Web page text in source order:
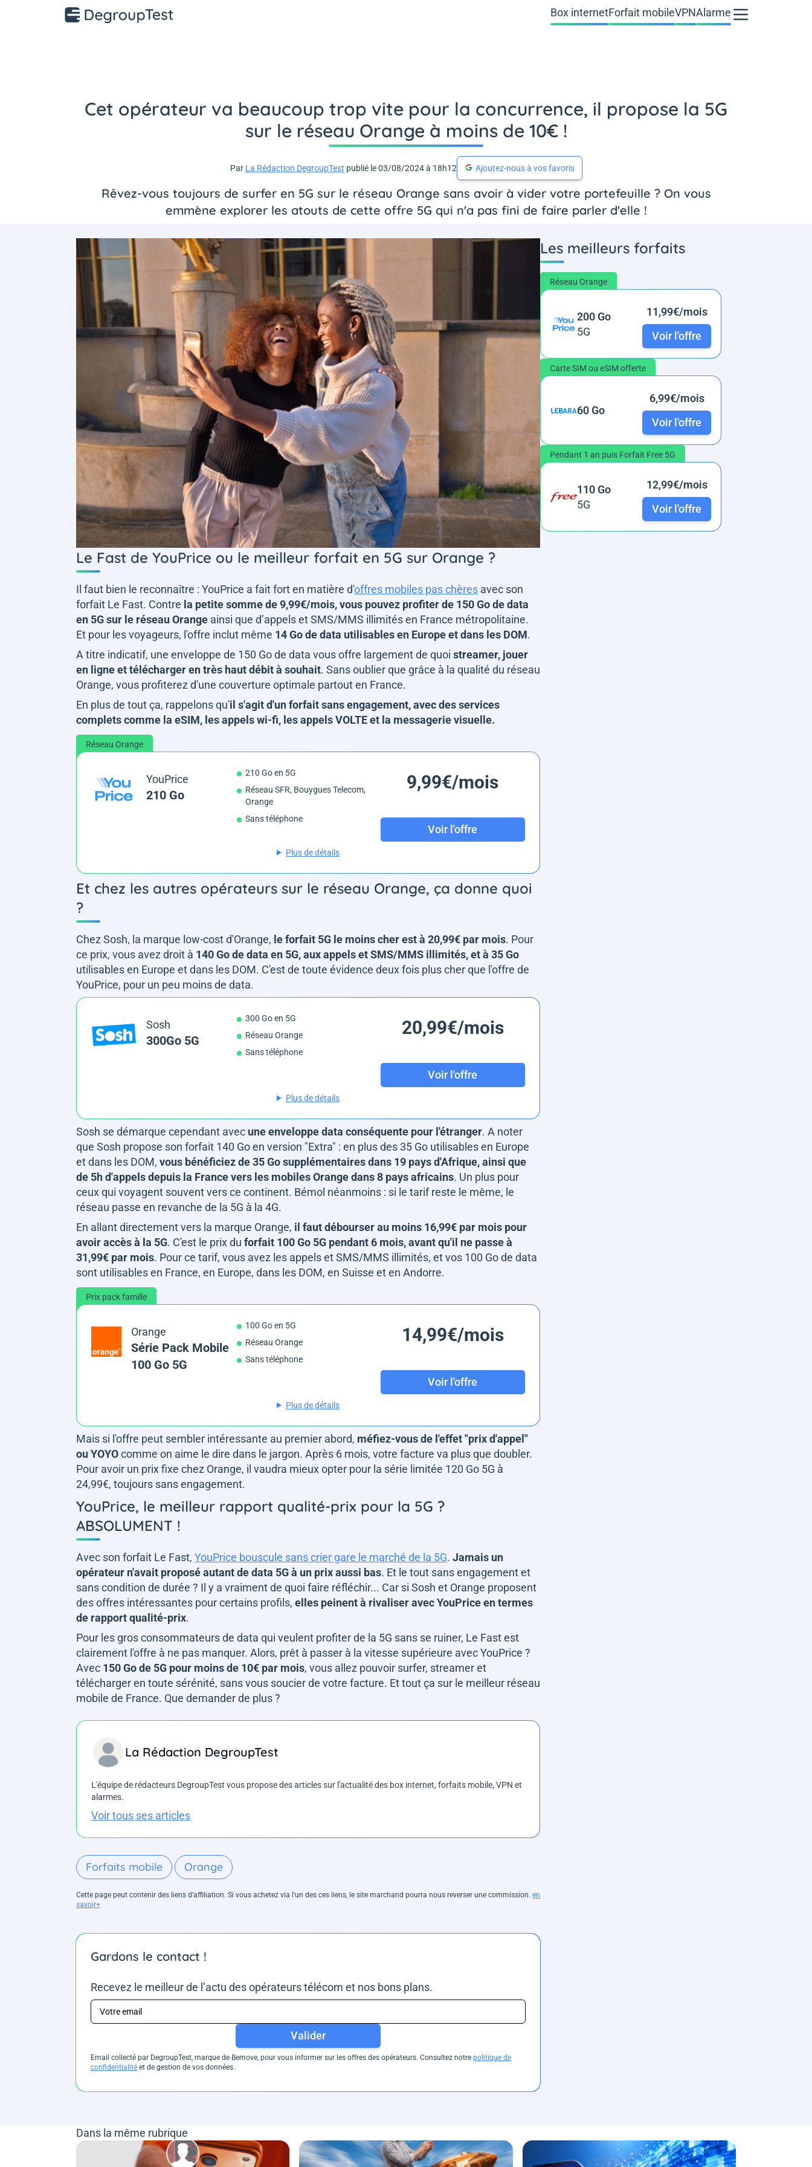
Box internetForfait mobileVPNAlarme
Cet opérateur va beaucoup trop vite pour la concurrence, il propose la 5G
sur le réseau Orange à moins de 10€ !
Par La Rédaction DegroupTest publié le 03/08/2024 à 18h12 Ajoutez-nous à vos favoris
Rêvez-vous toujours de surfer en 5G sur le réseau Orange sans avoir à vider votre portefeuille ? On vous
emmène explorer les atouts de cette offre 5G qui n'a pas fini de faire parler d'elle !
Le Fast de YouPrice ou le meilleur forfait en 5G sur Orange ?
Il faut bien le reconnaître : YouPrice a fait fort en matière d'offres mobiles pas chères avec son
forfait Le Fast. Contre la petite somme de 9,99€/mois, vous pouvez profiter de 150 Go de data
en 5G sur le réseau Orange ainsi que d’appels et SMS/MMS illimités en France métropolitaine.
Et pour les voyageurs, l'offre inclut même 14 Go de data utilisables en Europe et dans les DOM.
A titre indicatif, une enveloppe de 150 Go de data vous offre largement de quoi streamer, jouer
en ligne et télécharger en très haut débit à souhait. Sans oublier que grâce à la qualité du réseau
Orange, vous profiterez d'une couverture optimale partout en France.
En plus de tout ça, rappelons qu'il s'agit d'un forfait sans engagement, avec des services
complets comme la eSIM, les appels wi-fi, les appels VOLTE et la messagerie visuelle.
Réseau Orange
YouPrice
210 Go
210 Go en 5G
Réseau SFR, Bouygues Telecom,
Orange
Sans téléphone
9,99€/mois
Voir l'offre
Plus de détails
Et chez les autres opérateurs sur le réseau Orange, ça donne quoi
?
Chez Sosh, la marque low-cost d'Orange, le forfait 5G le moins cher est à 20,99€ par mois. Pour
ce prix, vous avez droit à 140 Go de data en 5G, aux appels et SMS/MMS illimités, et à 35 Go
utilisables en Europe et dans les DOM. C'est de toute évidence deux fois plus cher que l'offre de
YouPrice, pour un peu moins de data.
Sosh
300Go 5G
300 Go en 5G
Réseau Orange
Sans téléphone
20,99€/mois
Voir l'offre
Plus de détails
Sosh se démarque cependant avec une enveloppe data conséquente pour l'étranger. A noter
que Sosh propose son forfait 140 Go en version "Extra" : en plus des 35 Go utilisables en Europe
et dans les DOM, vous bénéficiez de 35 Go supplémentaires dans 19 pays d'Afrique, ainsi que
de 5h d'appels depuis la France vers les mobiles Orange dans 8 pays africains. Un plus pour
ceux qui voyagent souvent vers ce continent. Bémol néanmoins : si le tarif reste le même, le
réseau passe en revanche de la 5G à la 4G.
En allant directement vers la marque Orange, il faut débourser au moins 16,99€ par mois pour
avoir accès à la 5G. C'est le prix du forfait 100 Go 5G pendant 6 mois, avant qu'il ne passe à
31,99€ par mois. Pour ce tarif, vous avez les appels et SMS/MMS illimités, et vos 100 Go de data
sont utilisables en France, en Europe, dans les DOM, en Suisse et en Andorre.
Prix pack famille
Orange
Série Pack Mobile
100 Go 5G
100 Go en 5G
Réseau Orange
Sans téléphone
14,99€/mois
Voir l'offre
Plus de détails
Mais si l'offre peut sembler intéressante au premier abord, méfiez-vous de l'effet "prix d'appel"
ou YOYOcomme on aime le dire dans le jargon. Après 6 mois, votre facture va plus que doubler.
Pour avoir un prix fixe chez Orange, il vaudra mieux opter pour la série limitée 120 Go 5G à
24,99€, toujours sans engagement.
YouPrice, le meilleur rapport qualité-prix pour la 5G ?
ABSOLUMENT !
Avec son forfait Le Fast, YouPrice bouscule sans crier gare le marché de la 5G. Jamais un
opérateur n'avait proposé autant de data 5G à un prix aussi bas. Et le tout sans engagement et
sans condition de durée ? Il y a vraiment de quoi faire réfléchir... Car si Sosh et Orange proposent
des offres intéressantes pour certains profils, elles peinent à rivaliser avec YouPrice en termes
de rapport qualité-prix.
Pour les gros consommateurs de data qui veulent profiter de la 5G sans se ruiner, Le Fast est
clairement l'offre à ne pas manquer. Alors, prêt à passer à la vitesse supérieure avec YouPrice ?
Avec 150 Go de 5G pour moins de 10€ par mois, vous allez pouvoir surfer, streamer et
télécharger en toute sérénité, sans vous soucier de votre facture. Et tout ça sur le meilleur réseau
mobile de France. Que demander de plus ?
La Rédaction DegroupTest
L'équipe de rédacteurs DegroupTest vous propose des articles sur l'actualité des box internet, forfaits mobile, VPN et
alarmes.
Voir tous ses articles
Forfaits mobile Orange
Cette page peut contenir des liens d’affiliation. Si vous achetez via l'un des ces liens, le site marchand pourra nous reverser une commission. en
savoir+
Gardons le contact !
Recevez le meilleur de l’actu des opérateurs télécom et nos bons plans.
Valider
Email collecté par DegroupTest, marque de Bemove, pour vous informer sur les offres des opérateurs. Consultez notre politique de
confidentialité et de gestion de vos données.
Les meilleurs forfaits
Réseau Orange
200 Go
5G
11,99€/mois
Voir l'offre
Carte SIM ou eSIM offerte
60 Go
6,99€/mois
Voir l'offre
Pendant 1 an puis Forfait Free 5G
110 Go
5G
12,99€/mois
Voir l'offre
Dans la même rubrique